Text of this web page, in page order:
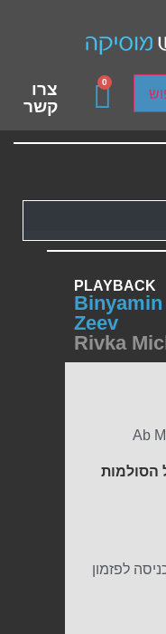
device users,
0
צרו
קשר
PLAYBACK
Binyamin
Zeev
Rivka
Ab
הסולמות
לפזמון